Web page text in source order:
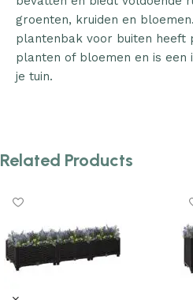
groenten, kruiden en
plantenbak voor buiten heeft
planten of bloemen en is een
je tuin.
Related Products